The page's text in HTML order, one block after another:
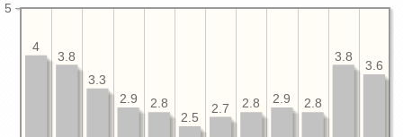
5
3.6
3.8
2.8
2.9
2.8
2.7
2.5
2.8
2.9
3.3
3.8
4